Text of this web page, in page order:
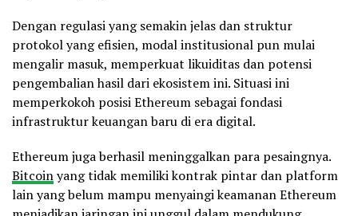
Dengan regulasi yang semakin jelas dan struktur
protokol yang efisien, modal institusional pun mulai
mengalir masuk, memperkuat likuiditas dan potensi
pengembalian hasil dari ekosistem ini. Situasi ini
memperkokoh posisi Ethereum sebagai fondasi
infrastruktur keuangan baru di era digital.
Ethereum juga berhasil meninggalkan para pesaingnya.
Bitcoinyang tidak memiliki kontrak pintar dan platform
lain yang belum mampu menyaingi keamanan Ethereum